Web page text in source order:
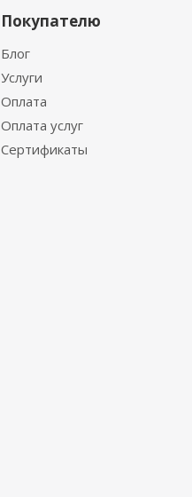
Покупателю
Блог
Услуги
Оплата
Оплата услуг
Сертификаты